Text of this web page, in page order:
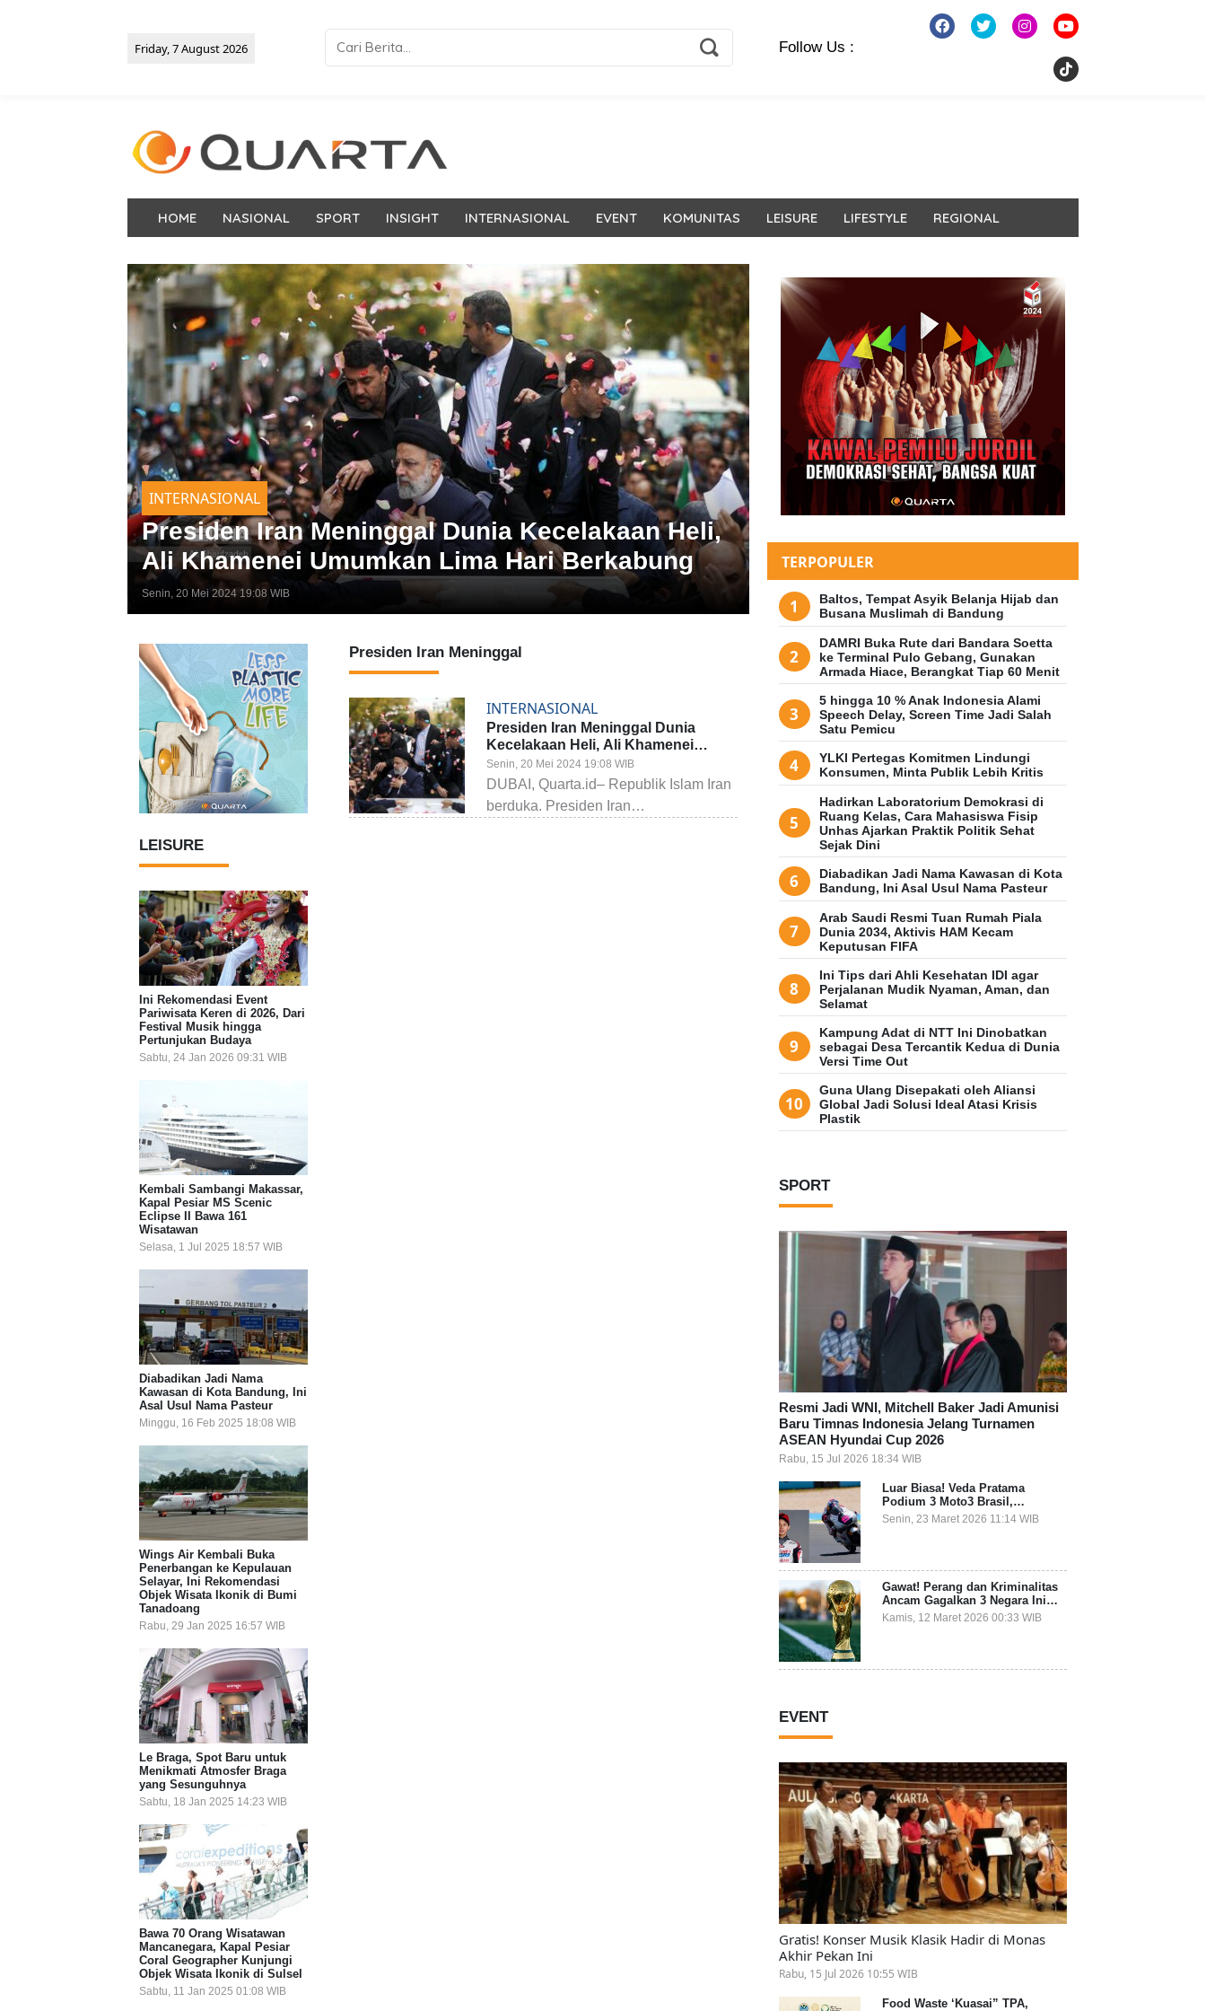
Friday, 7 August 2026 Follow Us :
HOME NASIONAL SPORT INSIGHT INTERNASIONAL EVENT KOMUNITAS LEISURE LIFESTYLE REGIONAL
INTERNASIONAL
Presiden Iran Meninggal Dunia Kecelakaan Heli,
Ali Khamenei Umumkan Lima Hari Berkabung
Senin, 20 Mei 2024 19:08 WIB
LEISURE
Ini Rekomendasi Event
Pariwisata Keren di 2026, Dari
Festival Musik hingga
Pertunjukan Budaya
Sabtu, 24 Jan 2026 09:31 WIB
Kembali Sambangi Makassar,
Kapal Pesiar MS Scenic
Eclipse II Bawa 161
Wisatawan
Selasa, 1 Jul 2025 18:57 WIB
Diabadikan Jadi Nama
Kawasan di Kota Bandung, Ini
Asal Usul Nama Pasteur
Minggu, 16 Feb 2025 18:08 WIB
Wings Air Kembali Buka
Penerbangan ke Kepulauan
Selayar, Ini Rekomendasi
Objek Wisata Ikonik di Bumi
Tanadoang
Rabu, 29 Jan 2025 16:57 WIB
Le Braga, Spot Baru untuk
Menikmati Atmosfer Braga
yang Sesunguhnya
Sabtu, 18 Jan 2025 14:23 WIB
Bawa 70 Orang Wisatawan
Mancanegara, Kapal Pesiar
Coral Geographer Kunjungi
Objek Wisata Ikonik di Sulsel
Sabtu, 11 Jan 2025 01:08 WIB
Presiden Iran Meninggal
INTERNASIONAL
Presiden Iran Meninggal Dunia
Kecelakaan Heli, Ali Khamenei
Umumkan Lima Hari Berkabung
Senin, 20 Mei 2024 19:08 WIB
DUBAI, Quarta.id– Republik Islam Iran
berduka. Presiden Iran…
TERPOPULER
Baltos, Tempat Asyik Belanja Hijab dan
Busana Muslimah di Bandung
DAMRI Buka Rute dari Bandara Soetta
ke Terminal Pulo Gebang, Gunakan
Armada Hiace, Berangkat Tiap 60 Menit
5 hingga 10 % Anak Indonesia Alami
Speech Delay, Screen Time Jadi Salah
Satu Pemicu
YLKI Pertegas Komitmen Lindungi
Konsumen, Minta Publik Lebih Kritis
Hadirkan Laboratorium Demokrasi di
Ruang Kelas, Cara Mahasiswa Fisip
Unhas Ajarkan Praktik Politik Sehat
Sejak Dini
Diabadikan Jadi Nama Kawasan di Kota
Bandung, Ini Asal Usul Nama Pasteur
Arab Saudi Resmi Tuan Rumah Piala
Dunia 2034, Aktivis HAM Kecam
Keputusan FIFA
Ini Tips dari Ahli Kesehatan IDI agar
Perjalanan Mudik Nyaman, Aman, dan
Selamat
Kampung Adat di NTT Ini Dinobatkan
sebagai Desa Tercantik Kedua di Dunia
Versi Time Out
Guna Ulang Disepakati oleh Aliansi
Global Jadi Solusi Ideal Atasi Krisis
Plastik
SPORT
Resmi Jadi WNI, Mitchell Baker Jadi Amunisi
Baru Timnas Indonesia Jelang Turnamen
ASEAN Hyundai Cup 2026
Rabu, 15 Jul 2026 18:34 WIB
Luar Biasa! Veda Pratama
Podium 3 Moto3 Brasil,
Pembalap Indonesia Pertama
Juara Grand Prix
Senin, 23 Maret 2026 11:14 WIB
Gawat! Perang dan Kriminalitas
Ancam Gagalkan 3 Negara Ini
Ikut Piala Dunia 2026
Kamis, 12 Maret 2026 00:33 WIB
EVENT
Gratis! Konser Musik Klasik Hadir di Monas
Akhir Pekan Ini
Rabu, 15 Jul 2026 10:55 WIB
Food Waste ‘Kuasai” TPA,